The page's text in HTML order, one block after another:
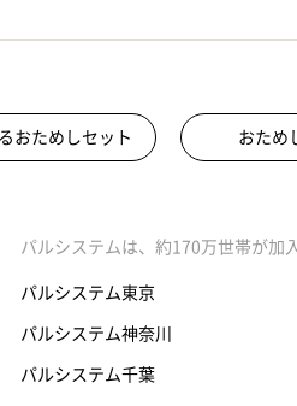
おためしセット おため
パルシステムは、約170万世帯が加
パルシステム東京
パルシステム神奈川
パルシステム千葉